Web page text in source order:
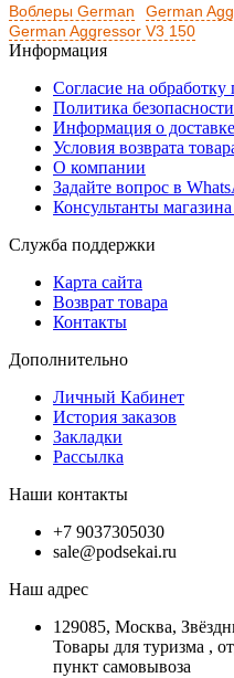
Воблеры German German
German Aggressor V3 150
Информация
Согласие на
Политика
Информация о доставке
Условия возврата
О компании
Задайте вопрос в
Консультанты
Служба поддержки
Карта сайта
Возврат товара
Контакты
Дополнительно
Личный Кабинет
История заказов
Закладки
Рассылка
Наши контакты
+7 9037305030
sale@podsekai.ru
Наш адрес
129085, Москва,
Товары для туризма ,
пункт самовывоза